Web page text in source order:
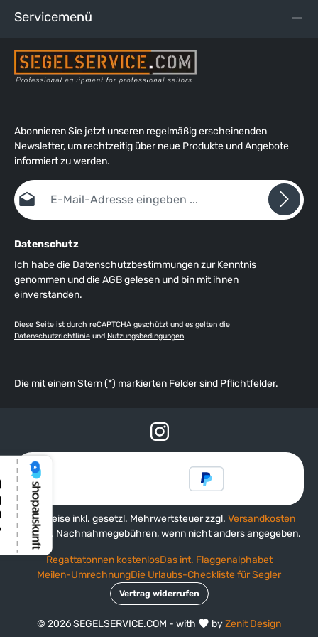
Servicemenü
Abonnieren Sie jetzt unseren regelmäßig erscheinenden
Newsletter, um rechtzeitig über neue Produkte und Angebote
informiert zu werden.
E-Mail-Adresse*
Datenschutz
Ich habe die Datenschutzbestimmungenzur Kenntnis
genommen und dieAGBgelesen und bin mit ihnen
einverstanden.
Diese Seite ist durch reCAPTCHA geschützt und es gelten die
Datenschutzrichtlinie und Nutzungsbedingungen.
Die mit einem Stern (*) markierten Felder sind Pflichtfelder.
Alle Preise inkl. gesetzl. Mehrwertsteuer zzgl. Versandkosten
und ggf. Nachnahmegebühren, wenn nicht anders angegeben.
© 2026 SEGELSERVICE.COM - with byZenit Design
Regattatonnen kostenlosDas int. Flaggenalphabet
Meilen-UmrechnungDie Urlaubs-Checkliste für Segler
Vertrag widerrufen